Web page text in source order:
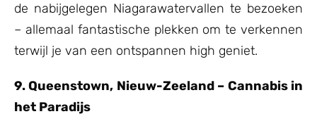
de nabijgelegen Niagarawatervallen te bezoeken
– allemaal fantastische plekken om te verkennen
terwijl je van een ontspannen high geniet.
9. Queenstown, Nieuw-Zeeland – Cannabis in
het Paradijs